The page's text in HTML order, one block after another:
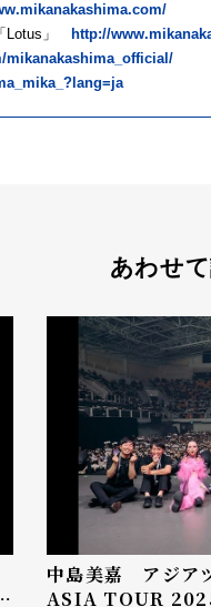
Lotus」
http://
mikanakashima_official/
あわせ
中島美嘉 アジア
ASIA TOUR